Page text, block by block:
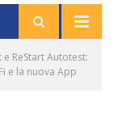
e ReStart Autotest:
e la nuova App